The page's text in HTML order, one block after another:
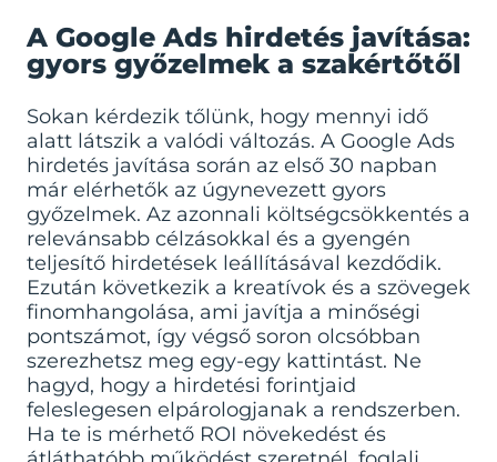
A Google Ads hirdetés javítása:
gyors győzelmek a szakértőtől
Sokan kérdezik tőlünk, hogy mennyi idő
alatt látszik a valódi változás. A Google Ads
hirdetés javítása során az első 30 napban
már elérhetők az úgynevezett gyors
győzelmek. Az azonnali költségcsökkentés a
relevánsabb célzásokkal és a gyengén
teljesítő hirdetések leállításával kezdődik.
Ezután következik a kreatívok és a szövegek
finomhangolása, ami javítja a minőségi
pontszámot, így végső soron olcsóbban
szerezhetsz meg egy-egy kattintást. Ne
hagyd, hogy a hirdetési forintjaid
feleslegesen elpárologjanak a rendszerben.
Ha te is mérhető ROI növekedést és